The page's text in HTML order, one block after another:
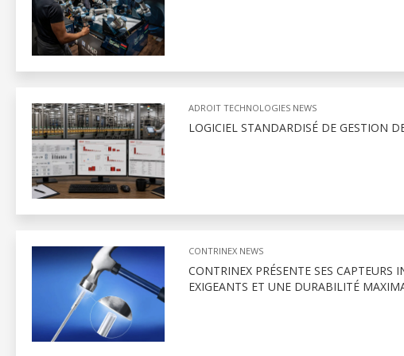
ADROIT TECHNOLOGIES NEWS
LOGICIEL STANDARDISÉ DE GESTION
CONTRINEX NEWS
CONTRINEX PRÉSENTE SES
EXIGEANTS ET UNE DURABILITÉ